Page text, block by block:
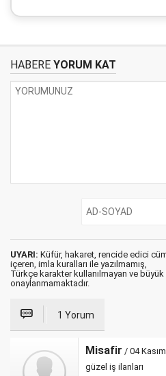
HABERE YORUM KAT
UYARI: Küfür, hakaret, rencide edici
içeren, imla kuralları ile yazılmamış,
Türkçe karakter kullanılmayan ve
onaylanmamaktadır.
1 Yorum
Misafir / 04
güzel iş ilanları